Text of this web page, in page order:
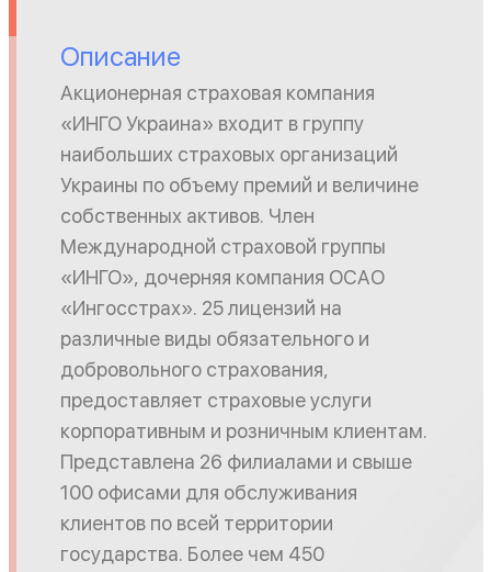
Описание
Акционерная страховая компания
«ИНГО Украина» входит в группу
наибольших страховых организаций
Украины по объему премий и величине
собственных активов. Член
Международной страховой группы
«ИНГО», дочерняя компания ОСАО
«Ингосстрах». 25 лицензий на
различные виды обязательного и
добровольного страхования,
предоставляет страховые услуги
корпоративным и розничным клиентам.
Представлена 26 филиалами и свыше
100 офисами для обслуживания
клиентов по всей территории
государства. Более чем 450